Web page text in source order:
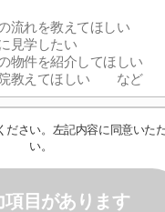
ださい。左記内容に同意いた
い。
項目があります